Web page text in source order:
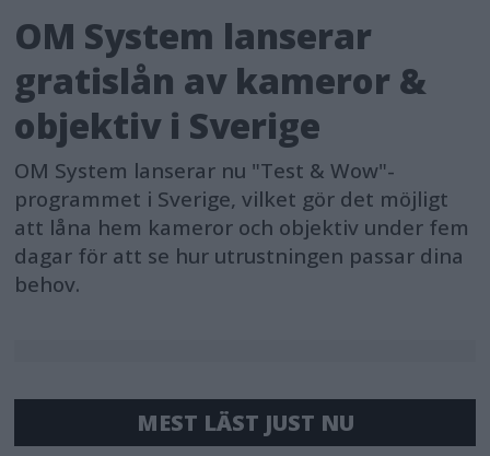
OM System lanserar
gratislån av kameror &
objektiv i Sverige
OM System lanserar nu "Test & Wow"-
programmet i Sverige, vilket gör det möjligt
att låna hem kameror och objektiv under fem
dagar för att se hur utrustningen passar dina
behov.
MEST LÄST JUST NU